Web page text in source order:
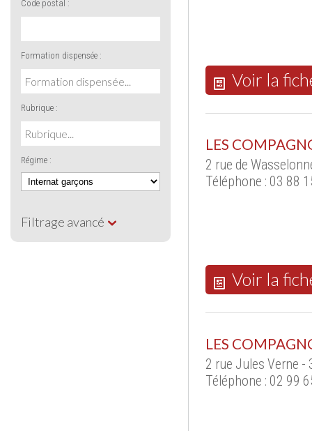
Code postal :
Formation dispensée :
Rubrique :
Régime :
Filtrage avancé
Voir la
LES
2 rue de
Téléphone : 03 88
Voir la
LES
2 rue Jules Verne -
Téléphone : 02 99